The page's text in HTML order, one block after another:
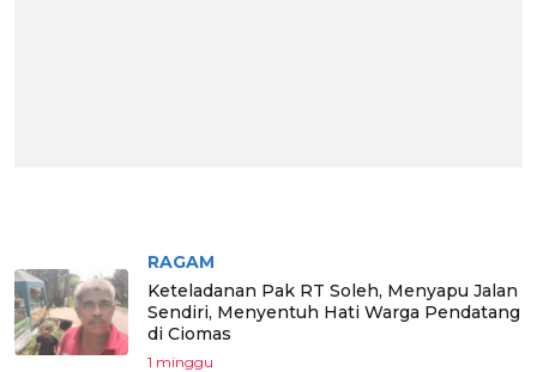
RAGAM
Keteladanan Pak RT Soleh, Menyapu Jalan
Sendiri, Menyentuh Hati Warga Pendatang
di Ciomas
1 minggu